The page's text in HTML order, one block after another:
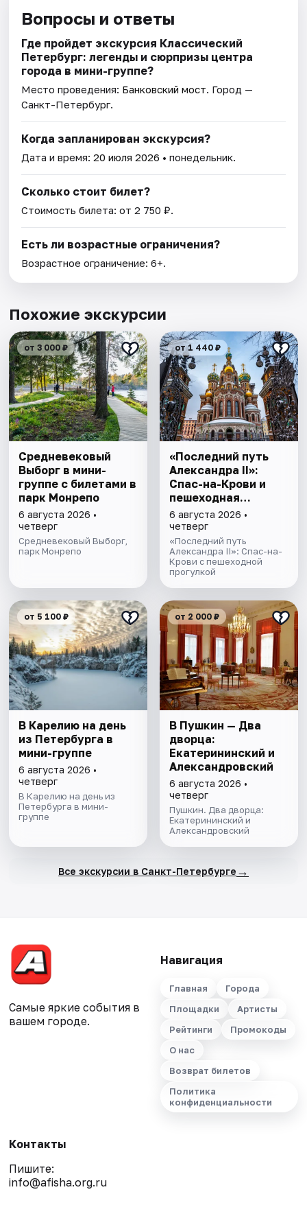
Вопросы и ответы
Где пройдет экскурсия Классический
Петербург: легенды и сюрпризы центра
города в мини-группе?
Место проведения: Банковский мост. Город —
Санкт-Петербург.
Когда запланирован экскурсия?
Дата и время:20 июля 2026 • понедельник.
Сколько стоит билет?
Стоимость билета: от 2 750 ₽.
Есть ли возрастные ограничения?
Возрастное ограничение: 6+.
Похожие экскурсии
от 3 000 ₽
Cредневековый
Выборг в мини-
группе c билетами в
парк Монрепо
6 августа 2026 •
четверг
Средневековый Выборг,
парк Монрепо
от 1 440 ₽
«Последний путь
Александра II»:
Спас-на-Крови и
пешеходная
прогулка
6 августа 2026 •
четверг
«Последний путь
Александра II»: Спас-на-
Крови с пешеходной
прогулкой
от 5 100 ₽
В Карелию на день
из Петербурга в
мини-группе
6 августа 2026 •
четверг
В Карелию на день из
Петербурга в мини-
группе
от 2 000 ₽
В Пушкин — Два
дворца:
Екатерининский и
Александровский
6 августа 2026 •
четверг
Пушкин. Два дворца:
Екатерининский и
Александровский
Все экскурсии в Санкт-Петербурге →
Самые яркие события в
вашем городе.
Навигация
Главная
Города
Площадки
Артисты
Рейтинги
Промокоды
О нас
Возврат билетов
Политика
конфиденциальности
Контакты
Пишите:
info@afisha.org.ru